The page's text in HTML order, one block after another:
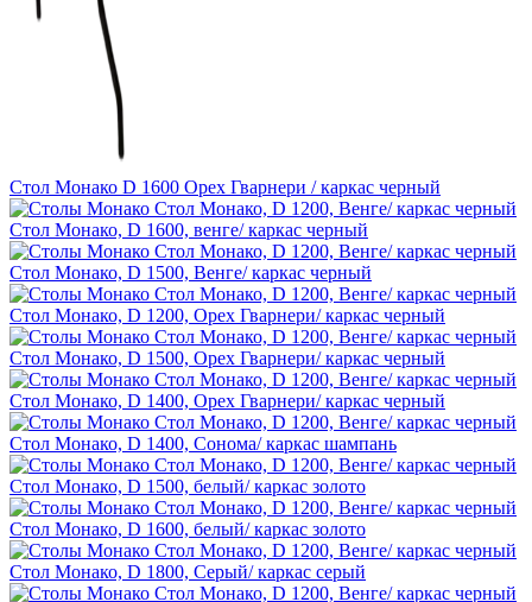
Стол Монако D 1600 Орех Гварнери / каркас черный
Стол Монако, D 1600, венге/ каркас черный
Стол Монако, D 1500, Венге/ каркас черный
Стол Монако, D 1200, Орех Гварнери/ каркас черный
Стол Монако, D 1500, Орех Гварнери/ каркас черный
Стол Монако, D 1400, Орех Гварнери/ каркас черный
Стол Монако, D 1400, Сонома/ каркас шампань
Стол Монако, D 1500, белый/ каркас золото
Стол Монако, D 1600, белый/ каркас золото
Стол Монако, D 1800, Серый/ каркас серый